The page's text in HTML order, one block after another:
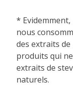
*
nous
des extraits de
produits qui
extraits de
naturels.